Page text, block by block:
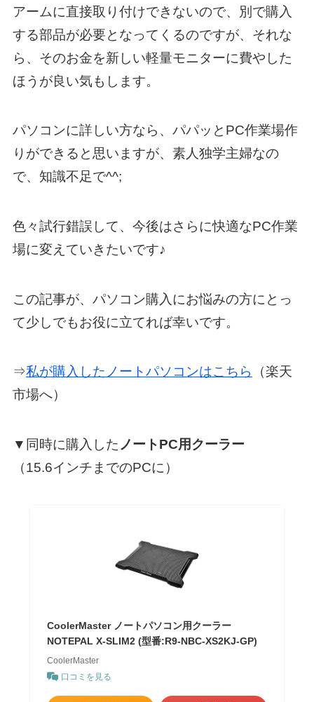
アームに直接取り付けできないので、別で購入
する部品が必要となってくるのですが、それな
ら、そのお金を新しい軽量モニターに費やした
ほうが良い気もします。
パソコンに詳しい方なら、パパッとPC作業場作
りができると思いますが、素人独学主婦なの
で、知識不足で^^;
色々試行錯誤して、今後はさらに快適なPC作業
場に変えていきたいです♪
この記事が、パソコン購入にお悩みの方にとっ
て少しでもお役に立てれば幸いです。
⇒私が購入したノートパソコンはこちら
（楽天
市場へ）
▼ 同時に購入した ノートPC用クーラー
（15.6インチまでのPCに）
CoolerMaster ノートパソコン用クーラー
NOTEPAL X-SLIM2 (型番:R9-NBC-XS2KJ-GP)
CoolerMaster
口コミを見る